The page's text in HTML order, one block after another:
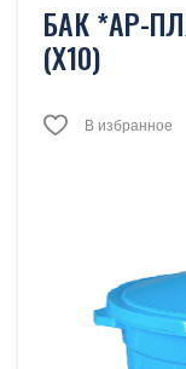
БАК *АР-
(Х10)
В избранное